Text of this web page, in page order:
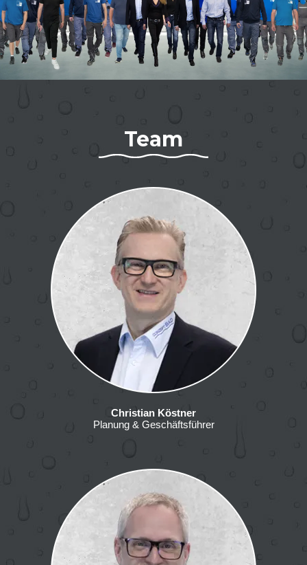
Team
Christian Köstner
Planung & Geschäftsführer